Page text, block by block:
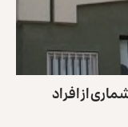
از افراد